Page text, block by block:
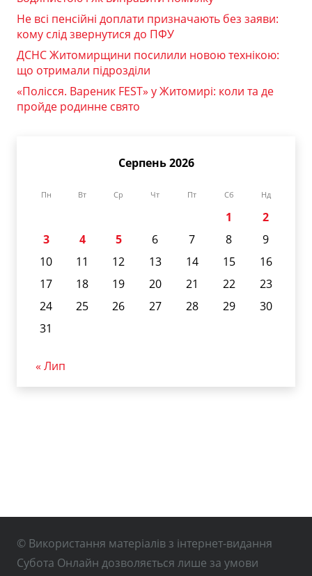
Не всі пенсійні доплати призначають без заяви:
кому слід звернутися до ПФУ
ДСНС Житомирщини посилили новою технікою:
що отримали підрозділи
«Полісся. Вареник FEST» у Житомирі: коли та де
пройде родинне свято
Серпень 2026
Пн Вт Ср Чт Пт Сб Нд
1
2
3
4 5 6 7 8
9
10
11 12 13 14 15
16
17
18 19 20 21 22
23
24
25 26 27 28 29
30
31
« Лип
© Використання матеріалів з інтернет-видання
Субота Онлайн дозволяється лише за умови